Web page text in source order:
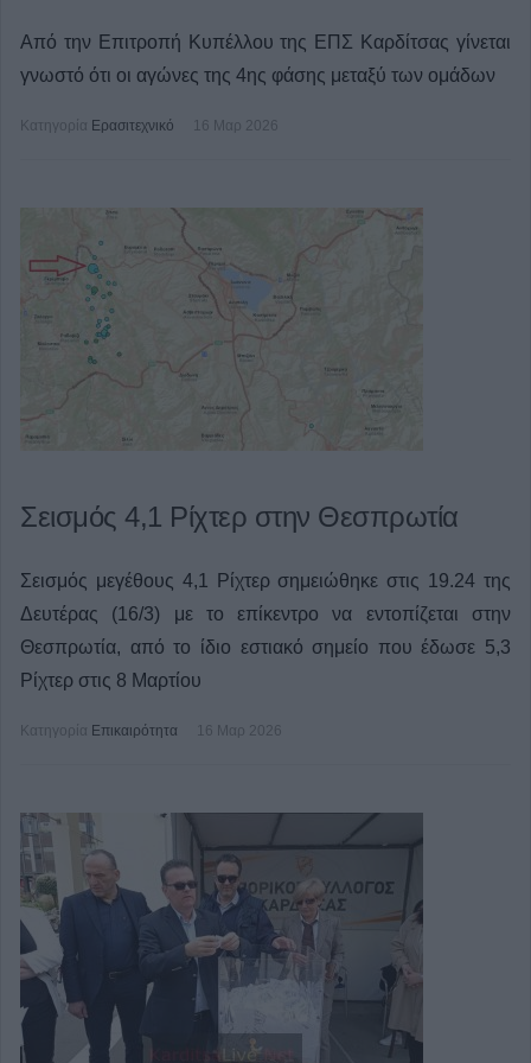
Από την Επιτροπή Κυπέλλου της ΕΠΣ Καρδίτσας γίνεται
γνωστό ότι οι αγώνες της 4ης φάσης μεταξύ των ομάδων
Κατηγορία Ερασιτεχνικό 16 Μαρ 2026
Σεισμός 4,1 Ρίχτερ στην Θεσπρωτία
Σεισμός μεγέθους 4,1 Ρίχτερ σημειώθηκε στις 19.24 της
Δευτέρας (16/3) με το επίκεντρο να εντοπίζεται στην
Θεσπρωτία, από το ίδιο εστιακό σημείο που έδωσε 5,3
Ρίχτερ στις 8 Μαρτίου
Κατηγορία Επικαιρότητα 16 Μαρ 2026